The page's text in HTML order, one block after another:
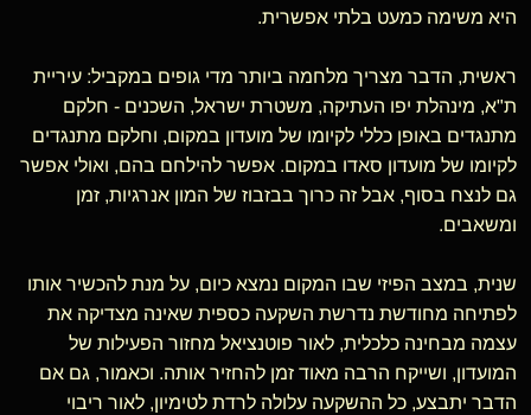
היא משימה כמעט בלתי אפשרית.
ראשית, הדבר מצריך מלחמה ביותר מדי גופים במקביל: עיריית
ת"א, מינהלת יפו העתיקה, משטרת ישראל, השכנים - חלקם
מתנגדים באופן כללי לקיומו של מועדון במקום, וחלקם מתנגדים
לקיומו של מועדון סאדו במקום. אפשר להילחם בהם, ואולי אפשר
גם לנצח בסוף, אבל זה כרוך בבזבוז של המון אנרגיות, זמן
ומשאבים.
שנית, במצב הפיזי שבו המקום נמצא כיום, על מנת להכשיר אותו
לפתיחה מחודשת נדרשת השקעה כספית שאינה מצדיקה את
עצמה מבחינה כלכלית, לאור פוטנציאל מחזור הפעילות של
המועדון, ושייקח הרבה מאוד זמן להחזיר אותה. וכאמור, גם אם
הדבר יתבצע, כל ההשקעה עלולה לרדת לטימיון, לאור ריבוי